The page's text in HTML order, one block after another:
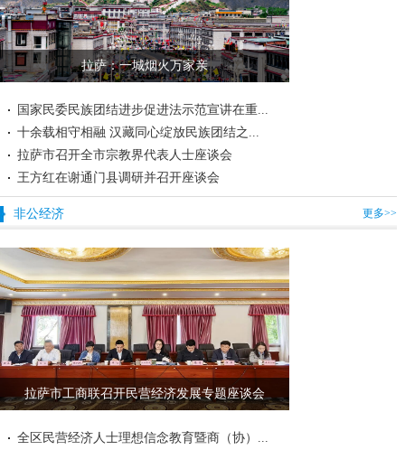
拉萨：一城烟火万家亲
国家民委民族团结进步促进法示范宣讲在重...
十余载相守相融 汉藏同心绽放民族团结之...
拉萨市召开全市宗教界代表人士座谈会
王方红在谢通门县调研并召开座谈会
非公经济 更多>>
拉萨市工商联召开民营经济发展专题座谈会
全区民营经济人士理想信念教育暨商（协）...